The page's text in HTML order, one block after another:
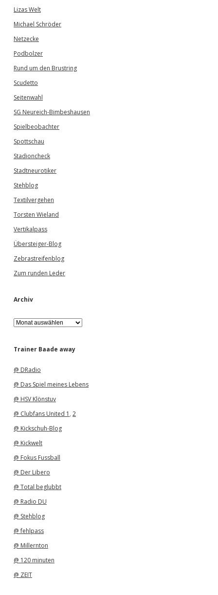
Lizas Welt
Michael Schröder
Netzecke
Podbolzer
Rund um den Brustring
Scudetto
Seitenwahl
SG Neureich-Bimbeshausen
Spielbeobachter
Spottschau
Stadioncheck
Stadtneurotiker
Stehblog
Textilvergehen
Torsten Wieland
Vertikalpass
Übersteiger-Blog
Zebrastreifenblog
Zum runden Leder
Archiv
A
r
h
Trainer Baade away
@ DRadio
@ Das Spiel meines Lebens
@ HSV Klönstuv
@ Clubfans United 1 , 2
@ Kickschuh-Blog
@ Kickwelt
@ Fokus Fussball
@ Der Libero
@ Total beglubbt
@ Radio DU
@ Stehblog
@ fehlpass
@ Millernton
@ 120 minuten
@ ZEIT